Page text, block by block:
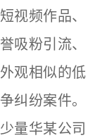
视频作品、
吸粉引流、
观相似的低
纠纷案件。
量华某公司